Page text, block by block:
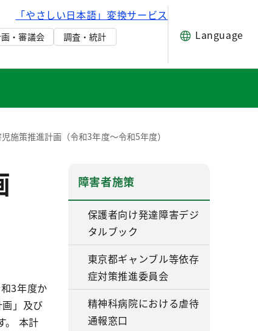
「やさしい日本語」変換サービス
・審議会
調査・統計
Language
施策推進計画（令和3年度～令和5年度）
3年度か
」及び
。 本計
障害者施策
保護者向け発達障害デジ
タルブック
東京都ギャンブル等依存
症対策推進委員会
精神科病院における虐待
通報窓口